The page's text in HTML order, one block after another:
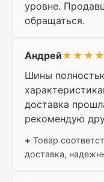
уровне.
обращаться.
Андрей
Шины
доставка
рекомендую
+ Товар
доставка,